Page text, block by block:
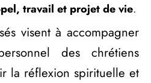
travail et projet de vie.
visent à accompagner
des chrétiens
la réflexion spirituelle et